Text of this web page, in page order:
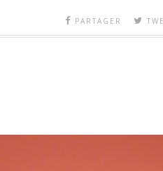
PARTAGER